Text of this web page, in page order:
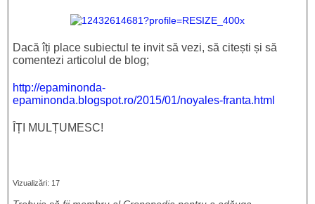
Dacă îți place subiectul te invit să vezi, să citești și să
comentezi articolul de blog;
http://epaminonda-
epaminonda.blogspot.ro/2015/01/noyales-franta.html
ÎȚI MULȚUMESC!
Vizualizări: 17